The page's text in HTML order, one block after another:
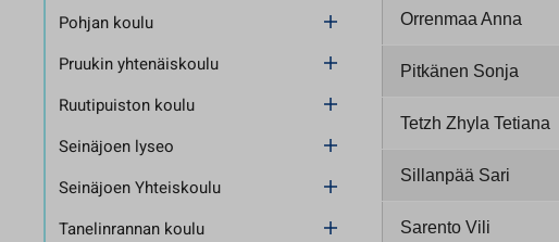
Pohjan koulu
Pruukin yhtenäiskoulu
Ruutipuiston koulu
Seinäjoen lyseo
Seinäjoen Yhteiskoulu
Tanelinrannan koulu
Orrenmaa Anna
Pitkänen Sonja
Tetzh Zhyla Tetiana
Sillanpää Sari
Sarento Vili